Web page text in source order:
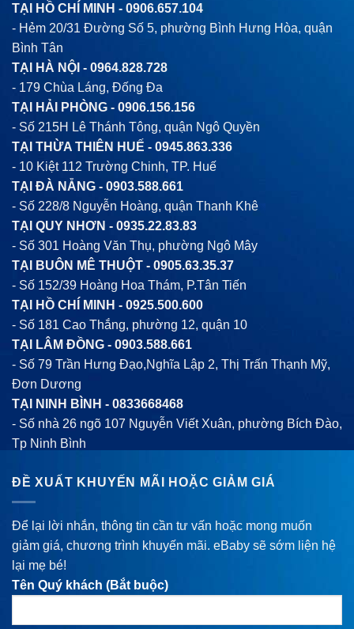
TẠI HỒ CHÍ MINH - 0906.657.104
- Hẻm 20/31 Đường Số 5, phường Bình Hưng Hòa, quận
Bình Tân
TẠI HÀ NỘI - 0964.828.728
- 179 Chùa Láng, Đống Đa
TẠI HẢI PHÒNG - 0906.156.156
- Số 215H Lê Thánh Tông, quận Ngô Quyền
TẠI THỪA THIÊN HUẾ - 0945.863.336
- 10 Kiệt 112 Trường Chinh, TP. Huế
TẠI ĐÀ NẴNG - 0903.588.661
- Số 228/8 Nguyễn Hoàng, quận Thanh Khê
TẠI QUY NHƠN - 0935.22.83.83
- Số 301 Hoàng Văn Thụ, phường Ngô Mây
TẠI BUÔN MÊ THUỘT - 0905.63.35.37
- Số 152/39 Hoàng Hoa Thám, P.Tân Tiến
TẠI HỒ CHÍ MINH - 0925.500.600
- Số 181 Cao Thắng, phường 12, quận 10
TẠI LÂM ĐỒNG - 0903.588.661
- Số 79 Trần Hưng Đạo,Nghĩa Lập 2, Thị Trấn Thạnh Mỹ,
Đơn Dương
TẠI NINH BÌNH - 0833668468
- Số nhà 26 ngõ 107 Nguyễn Viết Xuân, phường Bích Đào,
Tp Ninh Bình
ĐỀ XUẤT KHUYẾN MÃI HOẶC GIẢM GIÁ
Để lại lời nhắn, thông tin cần tư vấn hoặc mong muốn
giảm giá, chương trình khuyến mãi. eBaby sẽ sớm liện hệ
lại mẹ bé!
Tên Quý khách (Bắt buộc)